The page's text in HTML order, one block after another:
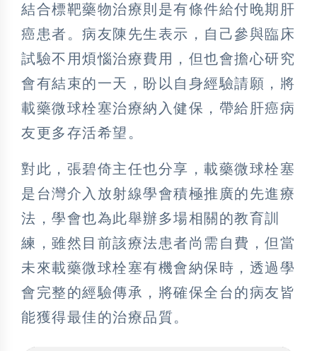
結合標靶藥物治療則是有條件給付晚期肝
癌患者。病友陳先生表示，自己參與臨床
試驗不用煩惱治療費用，但也會擔心研究
會有結束的一天，盼以自身經驗請願，將
載藥微球栓塞治療納入健保，帶給肝癌病
友更多存活希望。
對此，張碧倚主任也分享，載藥微球栓塞
是台灣介入放射線學會積極推廣的先進療
法，學會也為此舉辦多場相關的教育訓
練，雖然目前該療法患者尚需自費，但當
未來載藥微球栓塞有機會納保時，透過學
會完整的經驗傳承，將確保全台的病友皆
能獲得最佳的治療品質。